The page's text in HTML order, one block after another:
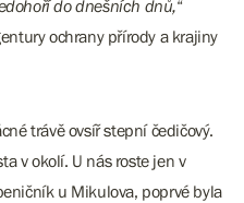
do dnešních dnů,“
ochrany přírody a krajiny
trávě ovsíř stepní čedičový.
v okolí. U nás roste jen v
u Mikulova, poprvé byla